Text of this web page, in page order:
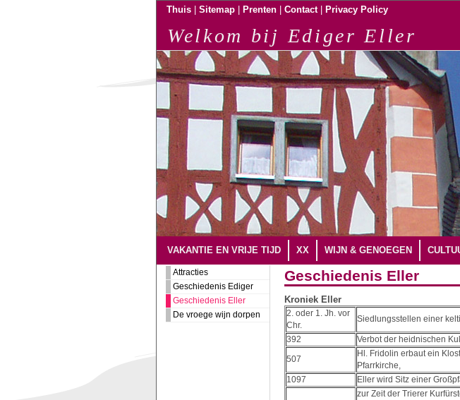
Thuis Sitemap Prenten Contact Privacy Policy
Welkom bij Ediger Eller
VAKANTIE EN VRIJE TIJD XX WIJN & GENOEGEN
Attracties
Geschiedenis Ediger
Geschiedenis Eller
De vroege wijn dorpen
Geschiedenis Eller
Kroniek Eller
2. oder 1. Jh. vor
Chr.
Siedlungsstellen einer
392
Verbot der heidnischen
507
Hl. Fridolin erbaut ein
Pfarrkirche,
1097
Eller wird Sitz einer
zur Zeit der Trierer